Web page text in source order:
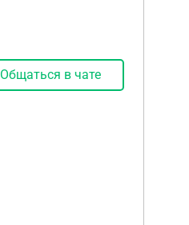
Общаться в чате